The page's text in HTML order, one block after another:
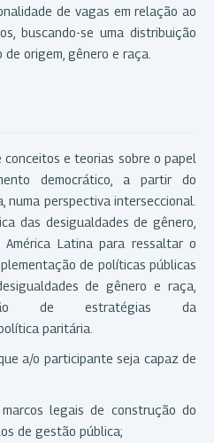
de vagas em relação ao
buscando-se uma distribuição
origem, gênero e raça.
conceitos e teorias sobre o papel
democrático, a partir do
numa perspectiva interseccional.
das desigualdades de gênero,
Latina para ressaltar o
de políticas públicas
de gênero e raça,
de estratégias da
paritária.
a/o participante seja capaz de
legais de construção do
de gestão pública;